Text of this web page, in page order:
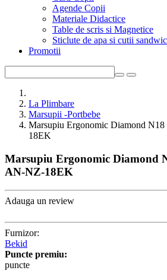
Agende Copii
Materiale Didactice
Table de scris si Magnetice
Sticlute de apa si cutii
Promotii
La Plimbare
Marsupii -Portbebe
Marsupiu Ergonomic Diamond
18EK
Marsupiu Ergonomic Diamond
AN-NZ-18EK
Adauga un review
Furnizor:
Bekid
Puncte premiu:
puncte